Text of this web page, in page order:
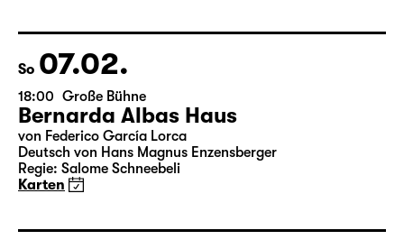
18:45 + 19:00 Einführung im Rangfoyer
Karten
So 07.02.
18:00 Große Bühne
Bernarda Albas Haus
Regie: Salome Schneebeli